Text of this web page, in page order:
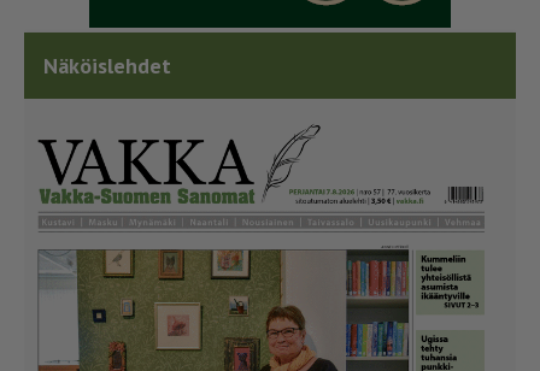
Näköislehdet